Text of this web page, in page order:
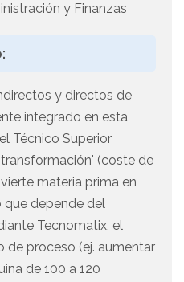
y Finanzas
y directos de
integrado en esta
Técnico Superior
(coste de
materia prima en
que depende del
Tecnomatix, el
de proceso (ej. aumentar
de 100 a 120